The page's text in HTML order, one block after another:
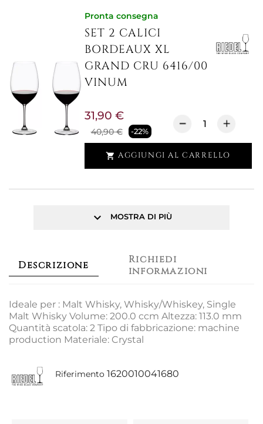
Pronta consegna
SET 2 CALICI
BORDEAUX XL
GRAND CRU 6416/00
VINUM
40,90 € -22%
31,90 €
 AGGIUNGI AL CARRELLO
keyboard_arrow_down MOSTRA DI PIÙ
Descrizione
Richiedi
informazioni
Ideale per : Malt Whisky, Whisky/Whiskey, Single
Malt Whisky Volume: 200.0 ccm Altezza: 113.0 mm
Quantità scatola: 2 Tipo di fabbricazione: machine
production Materiale: Crystal
Riferimento 1620010041680